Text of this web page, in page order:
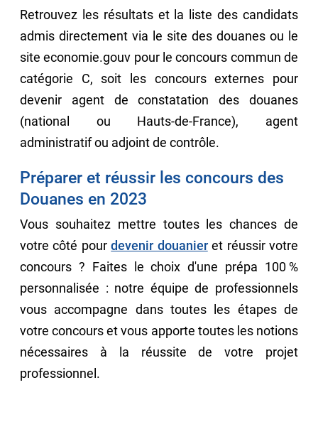
Retrouvez les résultats et la liste des candidats
admis directement via le site des douanes ou le
site economie.gouv pour le concours commun de
catégorie C, soit les concours externes pour
devenir agent de constatation des douanes
(national ou Hauts-de-France), agent
administratif ou adjoint de contrôle.
Préparer et réussir les concours des
Douanes en 2023
Vous souhaitez mettre toutes les chances de
votre côté pourdevenir douanieret réussir votre
concours ? Faites le choix d'une prépa 100 %
personnalisée : notre équipe de professionnels
vous accompagne dans toutes les étapes de
votre concours et vous apporte toutes les notions
nécessaires à la réussite de votre projet
professionnel.